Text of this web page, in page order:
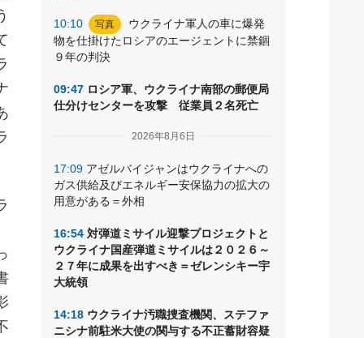
10:10 写真
ウクライナ軍人の車に爆発
物を仕掛けたロシアのエージェントに禁錮
９年の判決
09:47 ロシア軍、ウクライナ南部の郵便局
仕分けセンターを攻撃 従業員２名死亡
2026年8月6日
17:09 アゼルバイジャンはウクライナへの
ガス供給及びエネルギー安保協力の拡大の
用意がある＝外相
16:54 対弾道ミサイル迎撃プロジェクトと
ウクライナ国産弾道ミサイルは２０２６～
２７年に成果を出すべき＝ゼレンシキー宇
大統領
14:18 ウクライナ汚職捜査機関、ステファ
ニシナ前駐米大使の関与する不正蓄財容疑